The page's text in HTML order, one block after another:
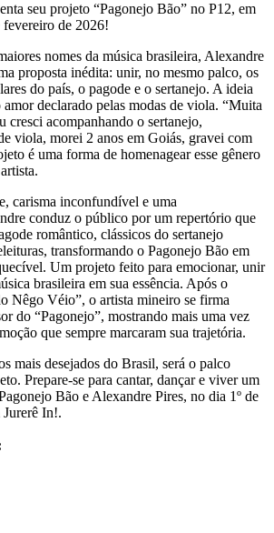
seu projeto “Pagonejo Bão” no P12, em
fevereiro de 2026!
nomes da música brasileira, Alexandre
proposta inédita: unir, no mesmo palco, os
do país, o pagode e o sertanejo. A ideia
amor declarado pelas modas de viola. “Muita
cresci acompanhando o sertanejo,
viola, morei 2 anos em Goiás, gravei com
é uma forma de homenagear esse gênero
carisma inconfundível e uma
conduz o público por um repertório que
romântico, clássicos do sertanejo
transformando o Pagonejo Bão em
Um projeto feito para emocionar, unir
brasileira em sua essência. Após o
Nêgo Véio”, o artista mineiro se firma
do “Pagonejo”, mostrando mais uma vez
que sempre marcaram sua trajetória.
mais desejados do Brasil, será o palco
Prepare-se para cantar, dançar e viver um
Bão e Alexandre Pires, no dia 1º de
In!.